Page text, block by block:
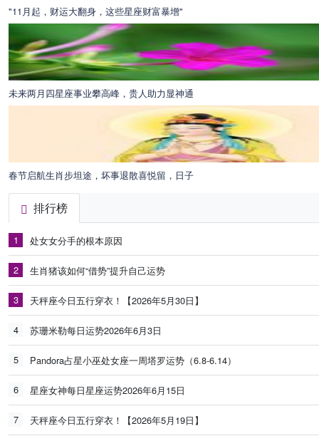
"11月起，财运大翻身，这些星座财富暴增"
未来两月四星座事业攀高峰，贵人助力显神通
春节启航生肖步坦途，坏事退散喜悦留，日子
排行榜
1 处女女分手的根本原因
2 生肖猪该如何“借势”提升自己运势
3 天秤座今日五行穿衣！【2026年5月30日】
4 苏珊米勒每日运势2026年6月3日
5 Pandora占星小巫处女座一周塔罗运势（6.8-6.14）
6 星座女神每日星座运势2026年6月15日
7 天秤座今日五行穿衣！【2026年5月19日】